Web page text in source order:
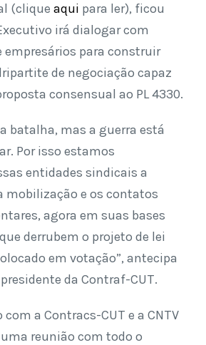
(clique aqui para ler), ficou
irá dialogar com
empresários para construir
de negociação capaz
consensual ao PL 4330.
batalha, mas a guerra está
Por isso estamos
entidades sindicais a
mobilização e os contatos
agora em suas bases
derrubem o projeto de lei
em votação”, antecipa
da Contraf-CUT.
a Contracs-CUT e a CNTV
reunião com todo o